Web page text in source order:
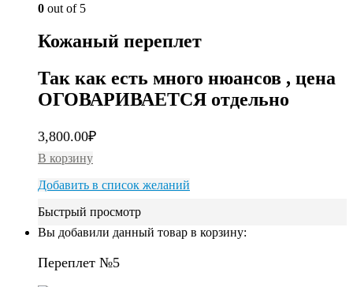
0 out of 5
Кожаный переплет
Так как есть много нюансов , цена
ОГОВАРИВАЕТСЯ отдельно
3,800.00₽
В корзину
Добавить в список желаний
Быстрый просмотр
Вы добавили данный товар в корзину:
Переплет №5